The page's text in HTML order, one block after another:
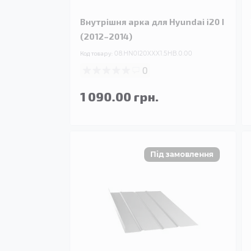
Внутрішня арка для Hyundai i20 I
(2012–2014)
Код товару: 08.HN0I20XXX1.5HB.0.00
0
1 090.00 грн.